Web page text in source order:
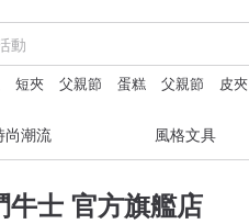
短夾 父親節 蛋糕 父親節 皮夾
尚潮流 風格文具
士 官方旗艦店